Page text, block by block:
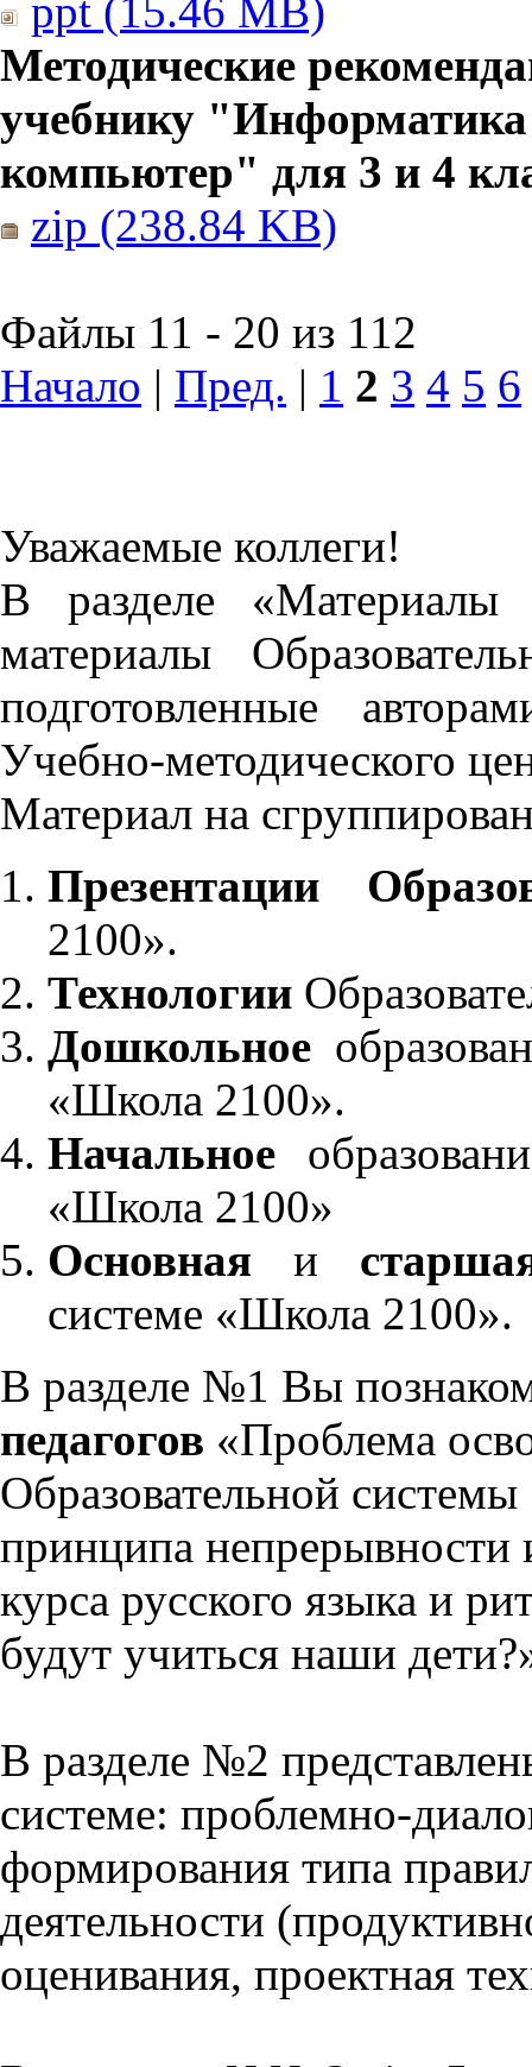
ppt (15.46 MB)
Методические
учебнику
компьютер" для 3 и 4
zip (238.84 KB)
Файлы 11 - 20 из 112
Начало | Пред. | 1 2 3 4 5 6
Уважаемые коллеги!
В разделе «Материалы
материалы
подготовленные
Учебно-методического
Материал на
Презентации
2100».
Технологии
Дошкольное
«Школа 2100».
Начальное
«Школа 2100»
Основнаяи
системе «Школа 2100».
В разделе №1 Вы
педагогов «Проблема
Образовательной
принципа непрерывности
курса русского языка и
будут учиться наши
В разделе №2
системе: проблемно-
формирования типа
деятельности
оценивания, проектная